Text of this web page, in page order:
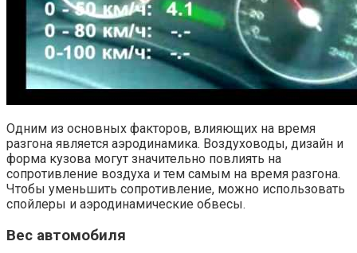
Одним из основных факторов, влияющих на время
разгона является аэродинамика. Воздуховоды, дизайн и
форма кузова могут значительно повлиять на
сопротивление воздуха и тем самым на время разгона.
Чтобы уменьшить сопротивление, можно использовать
спойлеры и аэродинамические обвесы.
Вес автомобиля